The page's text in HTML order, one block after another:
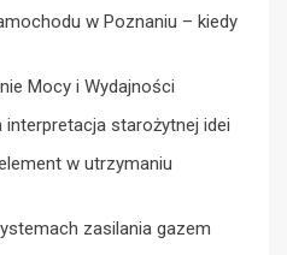
w Poznaniu – kiedy
Mocy i Wydajności
starożytnej idei
w utrzymaniu
zasilania gazem